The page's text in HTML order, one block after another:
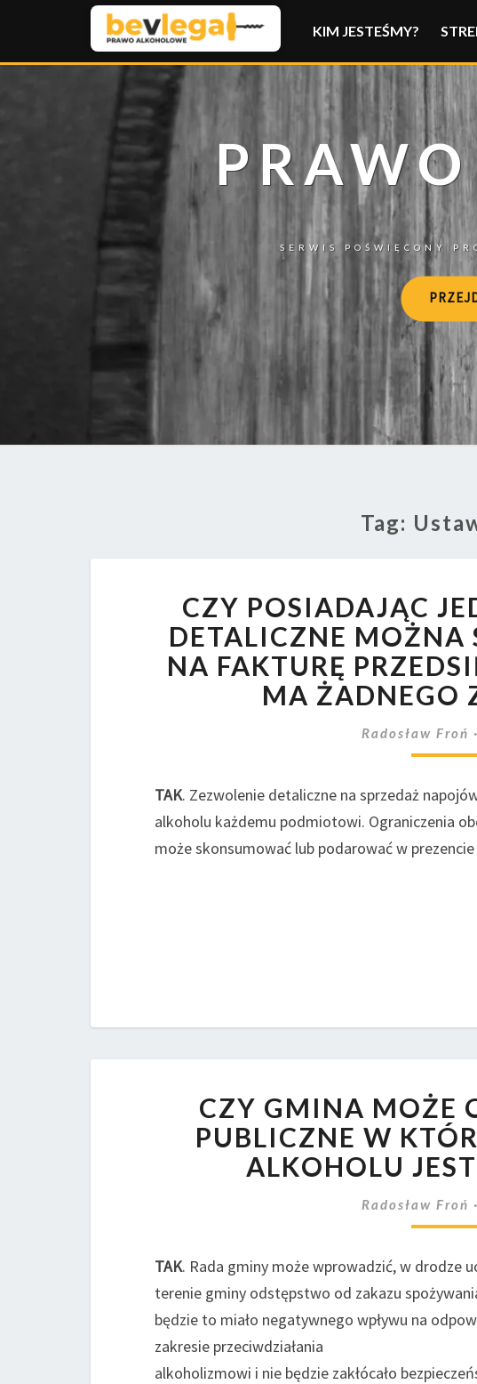
KIM JESTEŚMY?
Tag:
CZY POSIADAJĄC
DETALICZNE MOŻNA
NA FAKTURĘ
MA ŻADNEGO
Radosław Froń
TAK. Zezwolenie detaliczne na sprzedaż
alkoholu każdemu podmiotowi. Ograniczenia
może skonsumować lub podarować w
CZY GMINA MOŻE
PUBLICZNE W
ALKOHOLU
Radosław Froń
TAK. Rada gminy może wprowadzić, w drodze
terenie gminy odstępstwo od zakazu
będzie to miało negatywnego wpływu na
zakresie przeciwdziałania
alkoholizmowi i nie będzie zakłócało